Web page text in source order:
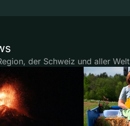
der Schweiz und aller Welt